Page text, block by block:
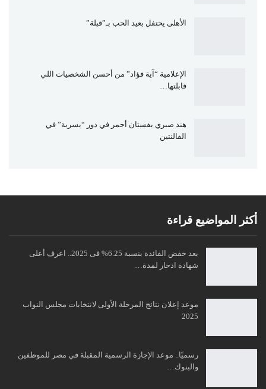
الأهلى يحتفل بعيد الحب بـ”قبلة”
الإعلامية “آية فؤاد” من أحسن الشخصيات اللي
قابلتها…
هند صبري بفستان أحمر في دور “يسرية” في
الفالنتين
أكثر المواضيع قراءة
بعد خفض الفائدة بنسبة 6.25% فى 2025.. اعرف أعلى
شهادة ادخار لمدة…
موعد إعلان نتائج المرحلة الأولى لانتخابات مجلس النواب
2025
رسميًا.. موعد الإجازة الرسمية المقبلة في مصر للموظفين
والبنوك…